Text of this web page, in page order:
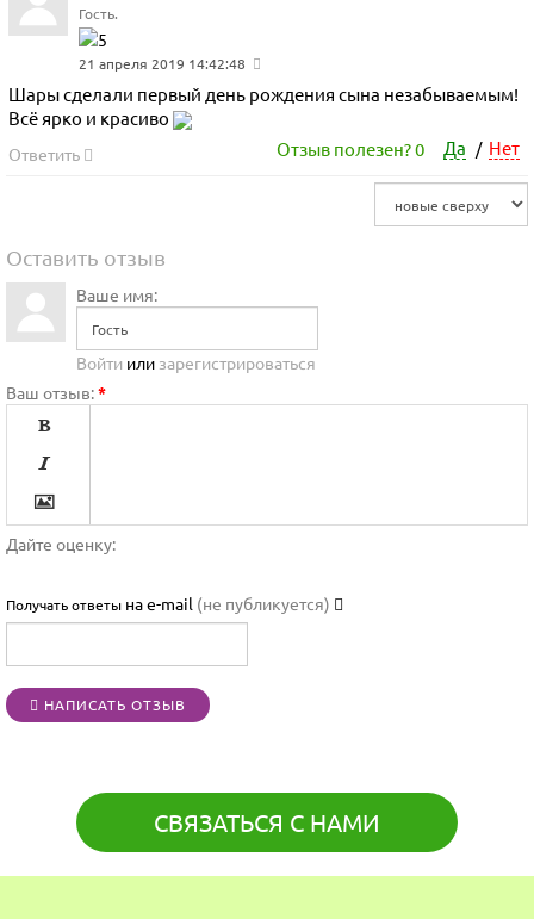
Гость.
21 апреля 2019 14:42:48
Шары сделали первый день рождения сына незабываемым!
Всё ярко и красиво
Да / Нет
Отзыв полезен?0
Ответить
Оставить отзыв
Ваше имя:
Войти или зарегистрироваться
Ваш отзыв:*







Дайте оценку:
Получать ответы на e-mail (не публикуется)
НАПИСАТЬ ОТЗЫВ
СВЯЗАТЬСЯ С НАМИ